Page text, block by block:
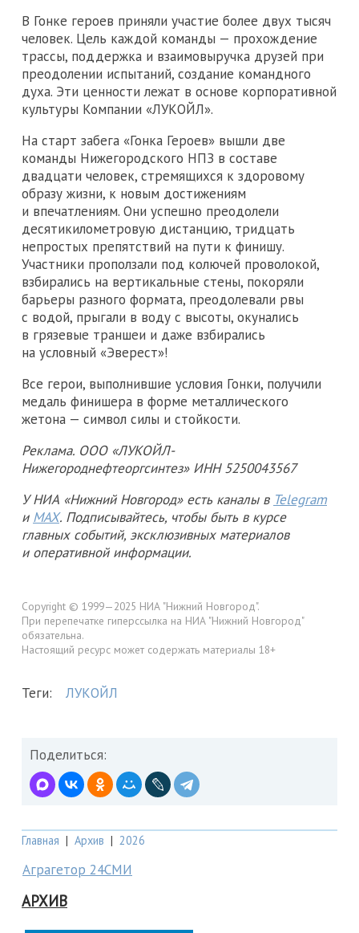
В Гонке героев приняли участие более двух тысяч
человек. Цель каждой команды — прохождение
трассы, поддержка и взаимовыручка друзей при
преодолении испытаний, создание командного
духа. Эти ценности лежат в основе корпоративной
культуры Компании «ЛУКОЙЛ».
На старт забега «Гонка Героев» вышли две
команды Нижегородского НПЗ в составе
двадцати человек, стремящихся к здоровому
образу жизни, к новым достижениям
и впечатлениям. Они успешно преодолели
десятикилометровую дистанцию, тридцать
непростых препятствий на пути к финишу.
Участники проползали под колючей проволокой,
взбирались на вертикальные стены, покоряли
барьеры разного формата, преодолевали рвы
с водой, прыгали в воду с высоты, окунались
в грязевые траншеи и даже взбирались
на условный «Эверест»!
Все герои, выполнившие условия Гонки, получили
медаль финишера в форме металлического
жетона — символ силы и стойкости.
Реклама. ООО «ЛУКОЙЛ-
Нижегороднефтеоргсинтез» ИНН 5250043567
У НИА «Нижний Новгород» есть каналы в Telegram
и MAX. Подписывайтесь, чтобы быть в курсе
главных событий, эксклюзивных материалов
и оперативной информации.
Copyright © 1999—2025 НИА "Нижний Новгород".
При перепечатке гиперссылка на НИА "Нижний Новгород"
обязательна.
Настоящий ресурс может содержать материалы 18+
Теги: ЛУКОЙЛ
Поделиться:
Главная | Архив | 2026
Аграгетор 24СМИ
АРХИВ